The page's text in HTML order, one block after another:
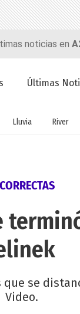
noticias en
Últimas
Lluvia River
se
Video.